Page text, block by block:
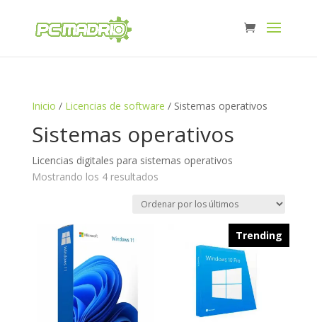
Inicio / Licencias de software / Sistemas operativos
Sistemas operativos
Licencias digitales para sistemas operativos
Mostrando los 4 resultadosOrdenado
los
Trending